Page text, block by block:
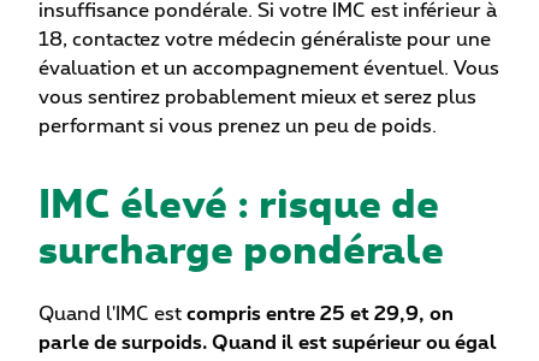
insuffisance pondérale. Si votre IMC est inférieur à
18, contactez votre médecin généraliste pour une
évaluation et un accompagnement éventuel. Vous
vous sentirez probablement mieux et serez plus
performant si vous prenez un peu de poids.
IMC élevé : risque de
surcharge pondérale
Quand l'IMC est compris entre 25 et 29,9, on
parle de surpoids. Quand il est supérieur ou égal